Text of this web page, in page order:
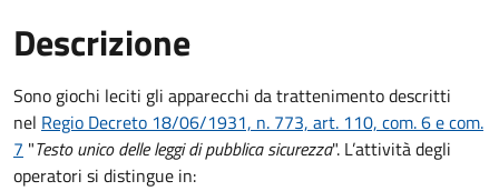
Descrizione
Sono giochi leciti gli apparecchi da trattenimento descritti
nel Regio Decreto 18/06/1931, n. 773, art. 110, com. 6 e com.
7 "Testo unico delle leggi di pubblica sicurezza". L’attività degli
operatori si distingue in: